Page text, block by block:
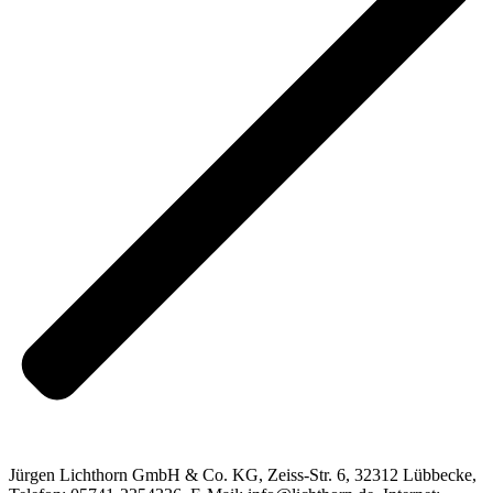
Jürgen Lichthorn GmbH & Co. KG, Zeiss-Str. 6, 32312 Lübbecke,